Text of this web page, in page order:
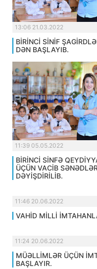
13:06 21.03.2022
BİRİNCİ SİNİF
DƏN BAŞLAYIB.
11:39 05.05.2022
BİRİNCİ SİNFƏ
ÜÇÜN VACİB
DƏYİŞDİRİLİB.
11:46 20.06.2022
VAHİD MİLLİ
11:24 20.06.2022
MÜƏLLİMLƏR ÜÇÜN
BAŞLAYIR.